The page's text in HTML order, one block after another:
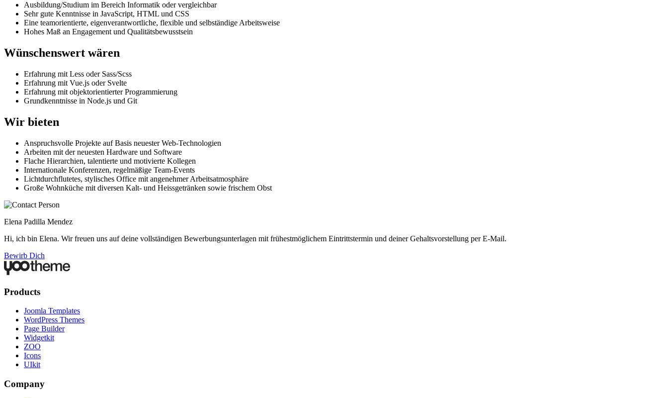
Ausbildung/Studium im Bereich Informatik oder vergleichbar
Sehr gute Kenntnisse in JavaScript, HTML und CSS
Eine teamorientierte, eigenverantwortliche, flexible und selbständige Arbeitsweise
Hohes Maß an Engagement und Qualitätsbewusstsein
Wünschenswert wären
Erfahrung mit Less oder Sass/Scss
Erfahrung mit Vue.js oder Svelte
Erfahrung mit objektorientierter Programmierung
Grundkenntnisse in Node.js und Git
Wir bieten
Anspruchsvolle Projekte auf Basis neuester Web-Technologien
Arbeiten mit der neuesten Hardware und Software
Flache Hierarchien, talentierte und motivierte Kollegen
Internationale Konferenzen, regelmäßige Team-Events
Lichtdurchflutetes, stylisches Office mit angenehmer Arbeitsatmosphäre
Große Wohnküche mit diversen Kalt- und Heissgetränken sowie frischem Obst
Elena Padilla Mendez
Hi, ich bin Elena. Wir freuen uns auf deine vollständigen Bewerbungsunterlagen mit frühestmöglichem Eintrittstermin und deiner Gehaltsvorstellung per E-Mail.
Bewirb Dich
Products
Joomla Templates
WordPress Themes
Page Builder
Widgetkit
ZOO
Icons
UIkit
Company